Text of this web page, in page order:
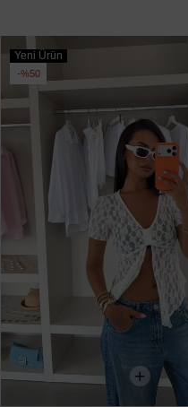
Yeni Ürün
%50